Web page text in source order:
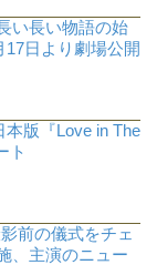
い長い物語の始
17日より劇場公開
本版『Love in The
ト
前の儀式をチェ
、主演のニュー